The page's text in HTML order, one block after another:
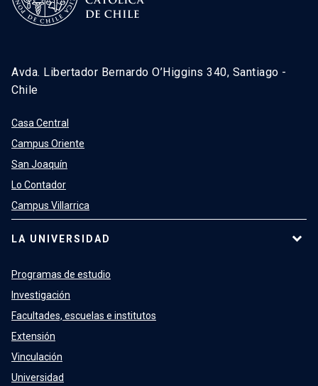
Avda. Libertador Bernardo O’Higgins 340, Santiago -
Chile
Casa Central
Campus Oriente
San Joaquín
Lo Contador
Campus Villarrica
LA UNIVERSIDAD
Programas de estudio
Investigación
Facultades, escuelas e institutos
Extensión
Vinculación
Universidad